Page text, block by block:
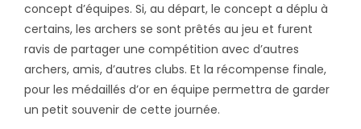
concept d’équipes. Si, au départ, le concept a déplu à
certains, les archers se sont prêtés au jeu et furent
ravis de partager une compétition avec d’autres
archers, amis, d’autres clubs. Et la récompense finale,
pour les médaillés d’or en équipe permettra de garder
un petit souvenir de cette journée.